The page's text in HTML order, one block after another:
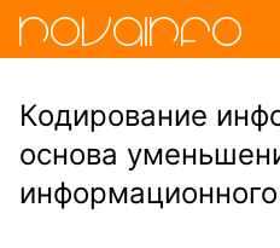
Кодирование
основа